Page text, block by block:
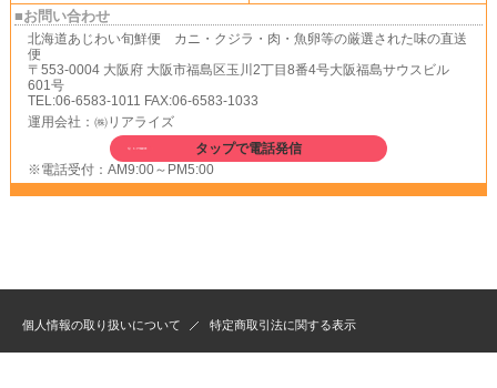
■お問い合わせ
北海道あじわい旬鮮便 カニ・クジラ・肉・魚卵等の厳選された味の直送
便
〒553-0004 大阪府 大阪市福島区玉川2丁目8番4号大阪福島サウスビル
601号
TEL:06-6583-1011 FAX:06-6583-1033
運用会社：㈱リアライズ
タップで電話発信
※電話受付：AM9:00～PM5:00
個人情報の取り扱いについて 特定商取引法に関する表示